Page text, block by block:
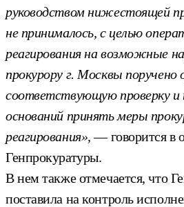
руководством нижестоящей
не принималось, с целью
реагирования на возможные
прокурору г. Москвы поручено
соответствующую проверку и
оснований принять меры
реагирования»,— говорится в
Генпрокуратуры.
В нем также отмечается, что
поставила на контроль